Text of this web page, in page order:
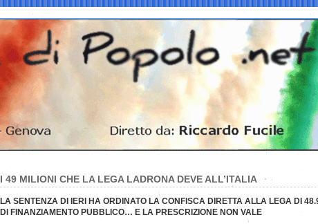
I 49 MILIONI CHE LA LEGA LADRONA DEVE ALL’ITALIA
LA SENTENZA DI IERI HA ORDINATO LA CONFISCA DIRETTA ALLA LEGA DI
DI FINANZIAMENTO PUBBLICO… E LA PRESCRIZIONE NON VALE